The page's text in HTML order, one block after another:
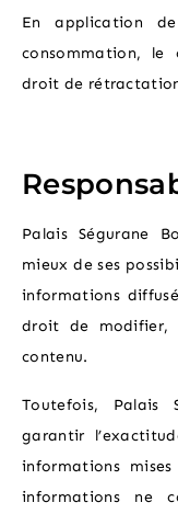
En application
consommation, le
droit de
Palais Ségurane
mieux de ses
informations
droit de modifier,
contenu.
Toutefois, Palais
garantir
informations
informations ne